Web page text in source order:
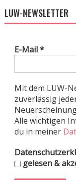
LUW-NEWSLETTER
E-Mail*
Mit dem LUW-
zuverlässig
Alle wichtigen
du in meiner
gelesen &